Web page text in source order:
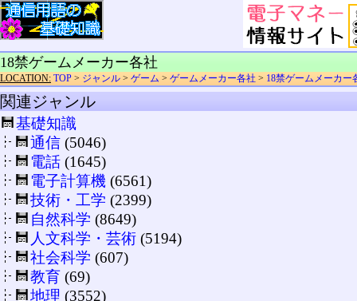
18禁ゲームメーカー各社
LOCATION: TOP > ジャンル > ゲーム > ゲームメーカー各社 > 18禁ゲームメーカー
関連ジャンル
基礎知識
通信 (5046)
電話 (1645)
電子計算機 (6561)
技術・工学 (2399)
自然科学 (8649)
人文科学・芸術 (5194)
社会科学 (607)
教育 (69)
地理 (3552)